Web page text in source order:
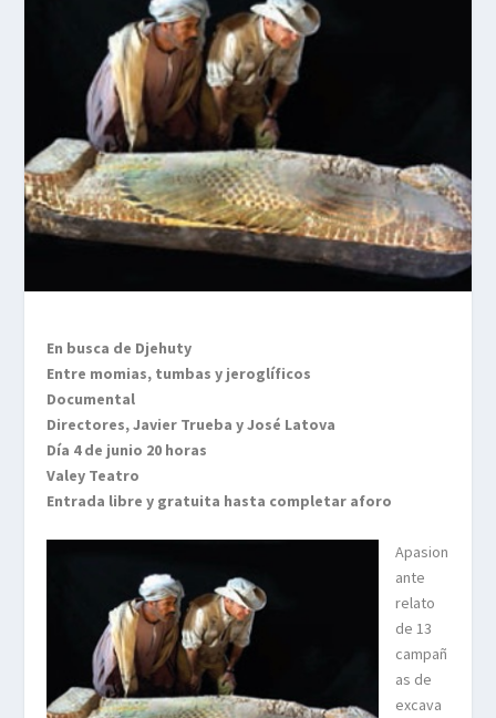
En busca de Djehuty
Entre momias, tumbas y jeroglíficos
Documental
Directores, Javier Trueba y José Latova
Día 4 de junio 20 horas
Valey Teatro
Entrada libre y gratuita hasta completar aforo
Apasion
ante
relato
de 13
campañ
as de
excava